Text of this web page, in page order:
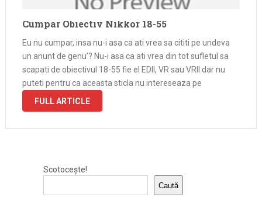
Cumpar Obiectiv Nikkor 18-55
Eu nu cumpar, insa nu-i asa ca ati vrea sa cititi pe undeva
un anunt de genu’? Nu-i asa ca ati vrea din tot sufletul sa
scapati de obiectivul 18-55 fie el EDII, VR sau VRII dar nu
puteti pentru ca aceasta sticla nu intereseaza pe
FULL ARTICLE
Scotocește!
Caută